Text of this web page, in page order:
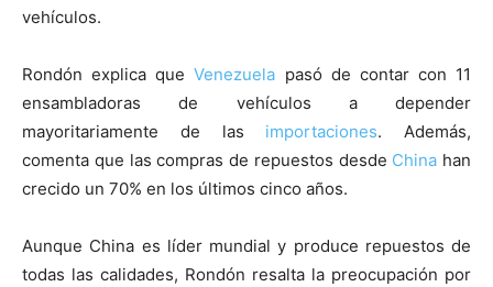
vehículos.
Rondón explica queVenezuela pasó de contar con 11
ensambladoras de vehículos a depender
mayoritariamente de las importaciones. Además,
comenta que las compras de repuestos desde China han
crecido un 70% en los últimos cinco años.
Aunque China es líder mundial y produce repuestos de
todas las calidades, Rondón resalta la preocupación por